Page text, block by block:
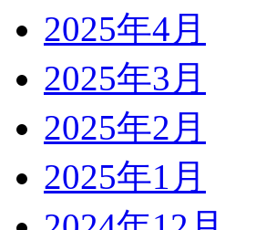
2025年4月
2025年3月
2025年2月
2025年1月